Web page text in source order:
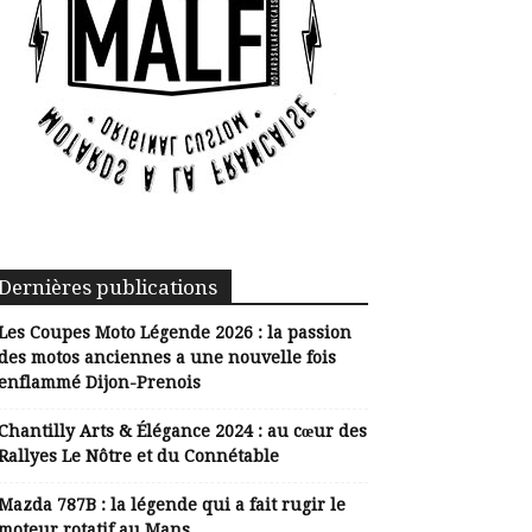
publications
Coupes Moto Légende 2026 : la passion
motos anciennes a une nouvelle fois
Dijon-Prenois
Arts & Élégance 2024 : au cœur des
Le Nôtre et du Connétable
787B : la légende qui a fait rugir le